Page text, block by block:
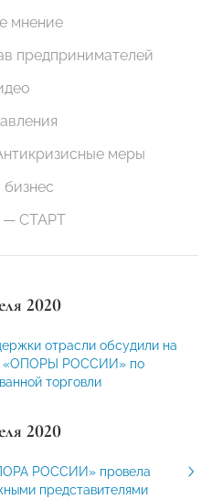
мнение
предпринимателей
меры
СТАРТ
2020
отрасли обсудили на
«ОПОРЫ РОССИИ» по
торговли
2020
РОССИИ» провела
представителями